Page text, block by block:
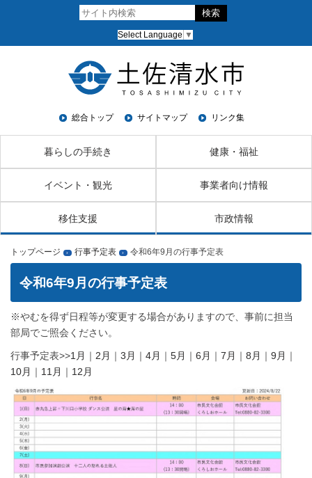
Select Language ▼
総合トップ サイトマップ リンク集
暮らしの手続き 健康・福祉
イベント・観光 事業者向け情報
移住支援 市政情報
トップページ › 行事予定表 › 令和6年9月の行事予定表
令和6年9月の行事予定表
※やむを得ず日程等が変更する場合がありますので、事前に担当
部局でご照会ください。
行事予定表>>1月 ｜ 2月 ｜ 3月 ｜ 4月 ｜ 5月 ｜ 6月 ｜ 7月 ｜ 8月 ｜ 9月 ｜
10月 ｜ 11月 ｜ 12月